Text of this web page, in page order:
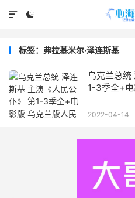


标签：弗拉基米尔·泽连斯基
乌克兰总统
1-3季全+
2022-04-14